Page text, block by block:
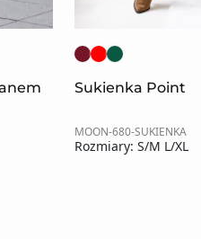
Sukienka Point
MOON-680-SUKIENKA
Rozmiary: S/M L/XL